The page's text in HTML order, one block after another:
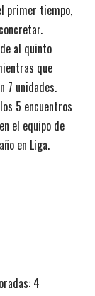
primer tiempo,
al quinto
que
7 unidades.
5 encuentros
el equipo de
en Liga.
4